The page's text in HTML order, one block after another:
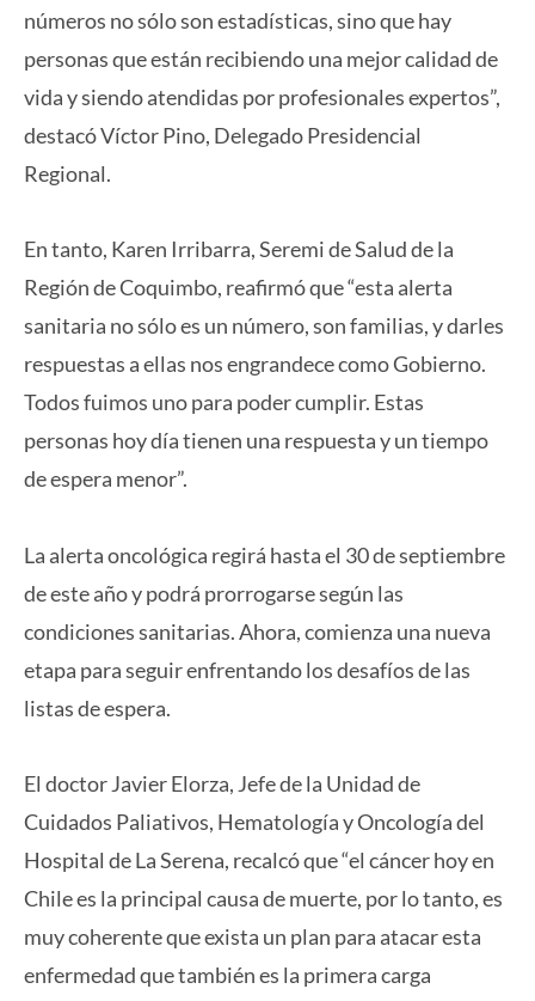
números no sólo son estadísticas, sino que hay
personas que están recibiendo una mejor calidad de
vida y siendo atendidas por profesionales expertos”,
destacó Víctor Pino, Delegado Presidencial
Regional.
En tanto, Karen Irribarra, Seremi de Salud de la
Región de Coquimbo, reafirmó que “esta alerta
sanitaria no sólo es un número, son familias, y darles
respuestas a ellas nos engrandece como Gobierno.
Todos fuimos uno para poder cumplir. Estas
personas hoy día tienen una respuesta y un tiempo
de espera menor”.
La alerta oncológica regirá hasta el 30 de septiembre
de este año y podrá prorrogarse según las
condiciones sanitarias. Ahora, comienza una nueva
etapa para seguir enfrentando los desafíos de las
listas de espera.
El doctor Javier Elorza, Jefe de la Unidad de
Cuidados Paliativos, Hematología y Oncología del
Hospital de La Serena, recalcó que “el cáncer hoy en
Chile es la principal causa de muerte, por lo tanto, es
muy coherente que exista un plan para atacar esta
enfermedad que también es la primera carga